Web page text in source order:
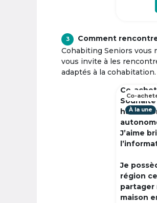
3
Comment
Cohabiting Seniors vous
vous invite à les
adaptés à la cohabitation.
Co-
J’aime
Je
région
partager
maison
À la une
Co-